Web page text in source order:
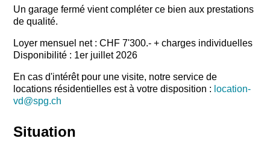
Un garage fermé vient compléter ce bien aux prestations
de qualité.
Loyer mensuel net : CHF 7'300.- + charges individuelles
Disponibilité : 1er juillet 2026
En cas d'intérêt pour une visite, notre service de
locations résidentielles est à votre disposition : location-
vd@spg.ch
Situation